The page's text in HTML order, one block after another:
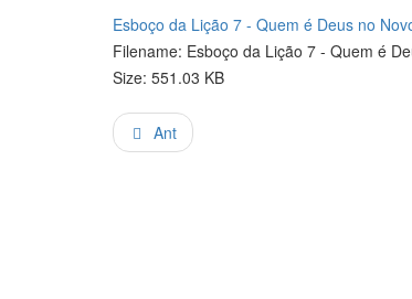
Esboço da Lição 7 - Quem é Deus no
Filename: Esboço da Lição 7 - Quem é
Size: 551.03 KB
Ant